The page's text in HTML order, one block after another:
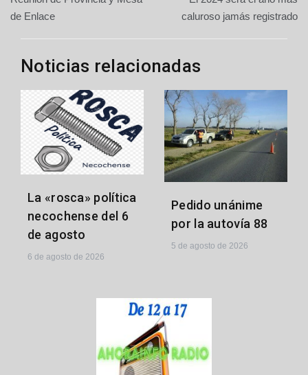
de
entradas
de Enlace
caluroso jamás registrado
Noticias relacionadas
La «rosca» política
necochense del 6
de agosto
6 de agosto de 2026
Pedido unánime
por la autovía 88
5 de agosto de 2026